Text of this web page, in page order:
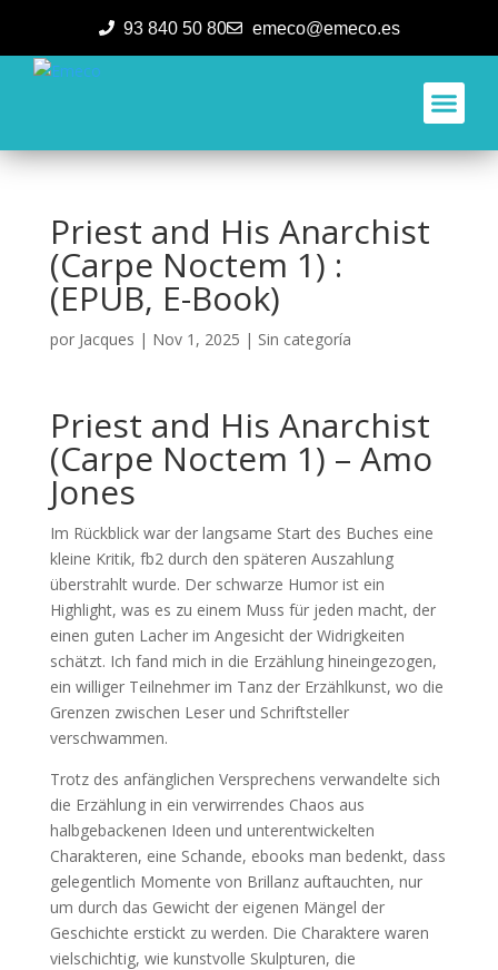
93 840 50 80 emeco@emeco.es
Priest and His Anarchist
(Carpe Noctem 1) :
(EPUB, E-Book)
por Jacques | Nov 1, 2025 | Sin categoría
Priest and His Anarchist
(Carpe Noctem 1) – Amo
Jones
Im Rückblick war der langsame Start des Buches eine
kleine Kritik, fb2 durch den späteren Auszahlung
überstrahlt wurde. Der schwarze Humor ist ein
Highlight, was es zu einem Muss für jeden macht, der
einen guten Lacher im Angesicht der Widrigkeiten
schätzt. Ich fand mich in die Erzählung hineingezogen,
ein williger Teilnehmer im Tanz der Erzählkunst, wo die
Grenzen zwischen Leser und Schriftsteller
verschwammen.
Trotz des anfänglichen Versprechens verwandelte sich
die Erzählung in ein verwirrendes Chaos aus
halbgebackenen Ideen und unterentwickelten
Charakteren, eine Schande, ebooks man bedenkt, dass
gelegentlich Momente von Brillanz auftauchten, nur
um durch das Gewicht der eigenen Mängel der
Geschichte erstickt zu werden. Die Charaktere waren
vielschichtig, wie kunstvolle Skulpturen, die